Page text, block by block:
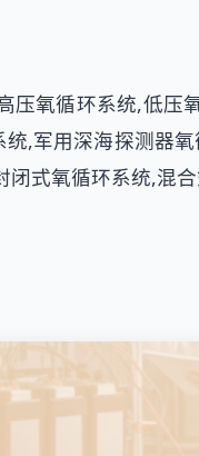
压氧循环系统,低
,军用深海探测器
式氧循环系统,混